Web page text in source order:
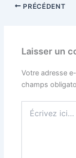
PRÉCÉDENT
Laisser un
Votre adresse
champs
ici…